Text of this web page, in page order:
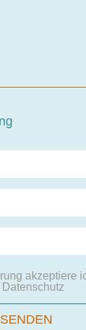
akzeptiere
Datenschutz